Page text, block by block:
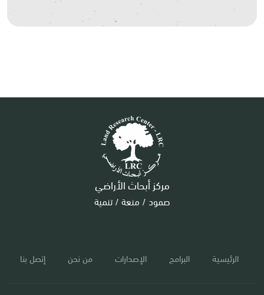
مركز أبحاث الأراضي
صمود / منعة / تنمية
الرئيسية البرامج الإصدارات من نحن إتصل بنا